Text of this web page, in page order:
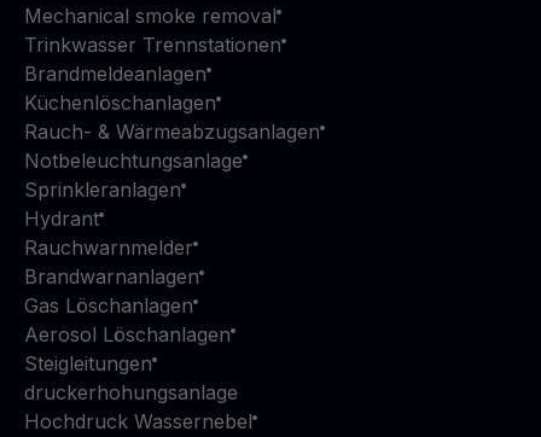
Mechanical smoke removal
Trinkwasser Trennstationen
Brandmeldeanlagen
Küchenlöschanlagen
Rauch- & Wärmeabzugsanlagen
Notbeleuchtungsanlage
Sprinkleranlagen
Hydrant
Rauchwarnmelder
Brandwarnanlagen
Gas Löschanlagen
Aerosol Löschanlagen
Steigleitungen
druckerhohungsanlage
Hochdruck Wassernebel